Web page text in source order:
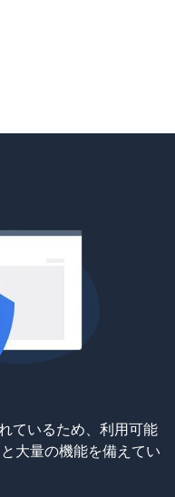
ているため、利用可能
大量の機能を備えてい